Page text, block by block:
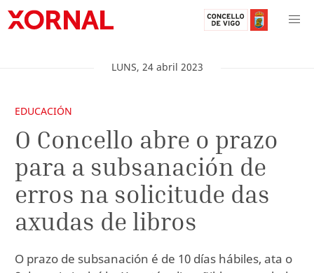
LUNS, 24 abril 2023
EDUCACIÓN
O Concello abre o prazo
para a subsanación de
erros na solicitude das
axudas de libros
O prazo de subsanación é de 10 días hábiles, ata o